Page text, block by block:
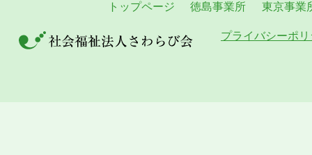
トップページ 徳島事業所 東京事業
プライバシーポ